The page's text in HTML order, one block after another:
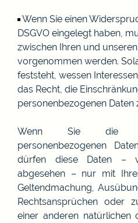
Wenn Sie einen
DSGVO eingelegt haben,
zwischen Ihren und
vorgenommen werden.
feststeht, wessen
das Recht, die
personenbezogenen Daten
Wenn Sie die
personenbezogenen
dürfen diese Daten –
abgesehen – nur mit
Geltendmachung,
Rechtsansprüchen oder
einer anderen natürlichen